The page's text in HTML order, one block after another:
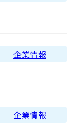
企業情報
企業情報